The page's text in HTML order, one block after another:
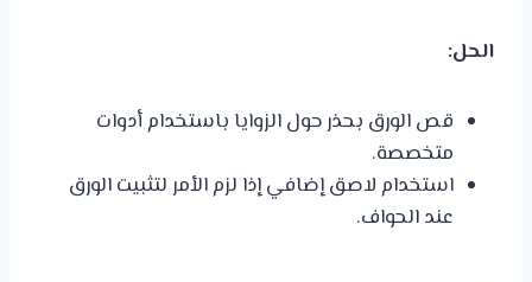
الحل:
قص الورق بحذر حول الزوايا باستخدام أدوات
متخصصة.
استخدام لاصق إضافي إذا لزم الأمر لتثبيت الورق
عند الحواف.